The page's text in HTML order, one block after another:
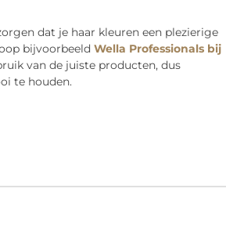
dat je haar kleuren een plezierige
bijvoorbeeld Wella Professionals bij
van de juiste producten, dus
te houden.